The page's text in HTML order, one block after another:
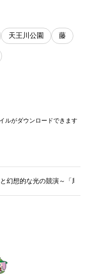
天王川公園 藤
ルがダウンロードできます
幻想的な光の競演～「尾張